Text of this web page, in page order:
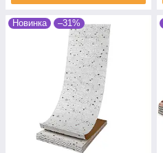
Новинка –31%